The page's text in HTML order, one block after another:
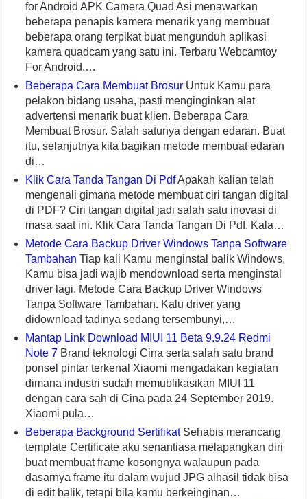
for Android APK Camera Quad Asi menawarkan
beberapa penapis kamera menarik yang membuat
beberapa orang terpikat buat mengunduh aplikasi
kamera quadcam yang satu ini. Terbaru Webcamtoy
For Android.…
Beberapa Cara Membuat Brosur Untuk Kamu para
pelakon bidang usaha, pasti menginginkan alat
advertensi menarik buat klien. Beberapa Cara
Membuat Brosur. Salah satunya dengan edaran. Buat
itu, selanjutnya kita bagikan metode membuat edaran
di…
Klik Cara Tanda Tangan Di PdfApakah kalian telah
mengenali gimana metode membuat ciri tangan digital
di PDF? Ciri tangan digital jadi salah satu inovasi di
masa saat ini. Klik Cara Tanda Tangan Di Pdf. Kala…
Metode Cara Backup Driver Windows Tanpa Software
Tambahan Tiap kali Kamu menginstal balik Windows,
Kamu bisa jadi wajib mendownload serta menginstal
driver lagi. Metode Cara Backup Driver Windows
Tanpa Software Tambahan. Kalu driver yang
didownload tadinya sedang tersembunyi,…
Mantap Link Download MIUI 11 Beta 9.9.24 Redmi
Note 7 Brand teknologi Cina serta salah satu brand
ponsel pintar terkenal Xiaomi mengadakan kegiatan
dimana industri sudah memublikasikan MIUI 11
dengan cara sah di Cina pada 24 September 2019.
Xiaomi pula…
Beberapa Background SertifikatSehabis merancang
template Certificate aku senantiasa melapangkan diri
buat membuat frame kosongnya walaupun pada
dasarnya frame itu dalam wujud JPG alhasil tidak bisa
di edit balik, tetapi bila kamu berkeinginan…